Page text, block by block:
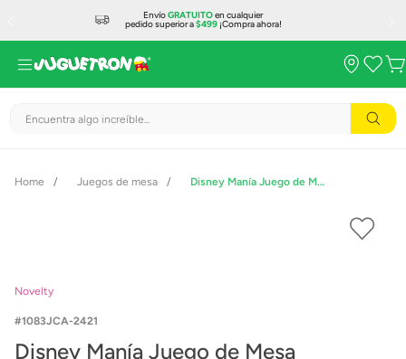
EnvíoGRATUITOen cualquier
pedido superior a$499¡Compra ahora!
Encuentra algo increíble...
Juegos de mesa Disney Manía Juego de Mesa
Novelty
1083JCA-2421
Disney Manía Juego de Mesa